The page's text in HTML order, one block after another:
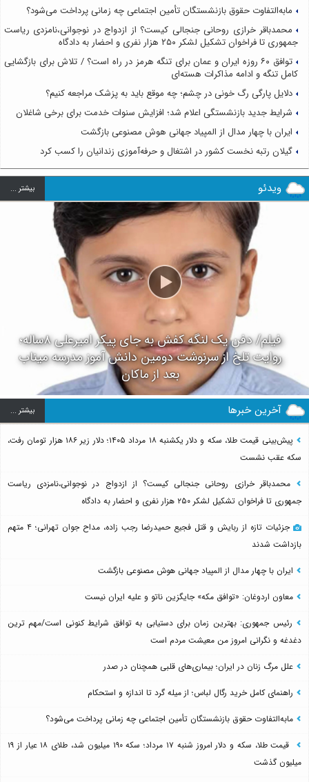
مابه‌التفاوت حقوق بازنشستگان تأمین اجتماعی چه زمانی پرداخت می‌شود؟
محمدباقر خرازی روحانی جنجالی کیست؟ از ازدواج در نوجوانی،نامزدی ریاست
جمهوری تا فراخوان تشکیل لشکر ۲۵۰ هزار نفری و احضار به دادگاه
توافق ۶۰ روزه ایران و عمان برای تنگه هرمز در راه است؟ / تلاش برای بازگشایی
کامل تنگه و ادامه مذاکرات هسته‌ای
دلایل پارگی رگ خونی در چشم؛ چه موقع باید به پزشک مراجعه کنیم؟
شرایط جدید بازنشستگی اعلام شد؛ افزایش سنوات خدمت برای برخی شاغلان
ایران با چهار مدال از المپیاد جهانی هوش مصنوعی بازگشت
گیلان رتبه نخست کشور در اشتغال و حرفه‌آموزی زندانیان را کسب کرد
ویدئو بيشتر ...
فیلم/ دفن یک لنگه کفش به جای پیکر امیرعلی ۸ساله؛
روایت تلخ از سرنوشت دومین دانش آموز مدرسه میناب
بعد از ماکان
آخرین خبرها بيشتر ...
پیش‌بینی قیمت طلا، سکه و دلار یکشنبه ۱۸ مرداد ۱۴۰۵؛ دلار زیر ۱۸۶ هزار تومان رفت،
سکه عقب نشست
محمدباقر خرازی روحانی جنجالی کیست؟ از ازدواج در نوجوانی،نامزدی ریاست
جمهوری تا فراخوان تشکیل لشکر ۲۵۰ هزار نفری و احضار به دادگاه
جزئیات تازه از ربایش و قتل فجیع حمیدرضا رجب زاده، مداح جوان تهرانی؛ ۴ متهم
بازداشت شدند
ایران با چهار مدال از المپیاد جهانی هوش مصنوعی بازگشت
معاون اردوغان: «توافق مکه» جایگزین ناتو و علیه ایران نیست
رئیس جمهوری: بهترین زمان برای دستیابی به توافق شرایط کنونی است/مهم ترین
دغدغه و نگرانی امروز من معیشت مردم است
علل مرگ زنان در ایران؛ بیماری‌های قلبی همچنان در صدر
راهنمای کامل خرید رگال لباس؛ از میله گرد تا اندازه و استحکام
مابه‌التفاوت حقوق بازنشستگان تأمین اجتماعی چه زمانی پرداخت می‌شود؟
قیمت طلا، سکه و دلار امروز شنبه ۱۷ مرداد؛ سکه ۱۹۰ میلیون شد، طلای ۱۸ عیار از ۱۹
میلیون گذشت